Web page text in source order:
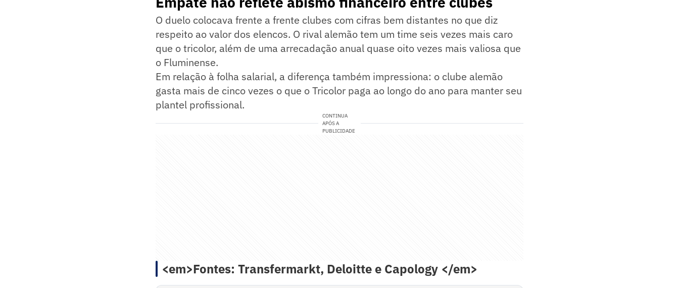
O duelo colocava frente a frente clubes com cifras bem distantes no que diz
respeito ao valor dos elencos. O rival alemão tem um time seis vezes mais caro
que o tricolor, além de uma arrecadação anual quase oito vezes mais valiosa que
o Fluminense.
Em relação à folha salarial, a diferença também impressiona: o clube alemão
gasta mais de cinco vezes o que o Tricolor paga ao longo do ano para manter seu
plantel profissional.
CONTINUA
APÓS A
PUBLICIDADE
<em>Fontes: Transfermarkt, Deloitte e Capology </em>